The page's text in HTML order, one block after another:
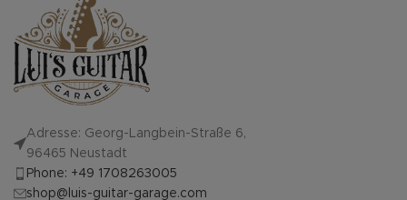
Adresse: Georg-Langbein-Straße 6,
96465 Neustadt
Phone: +49 1708263005
shop@luis-guitar-garage.com